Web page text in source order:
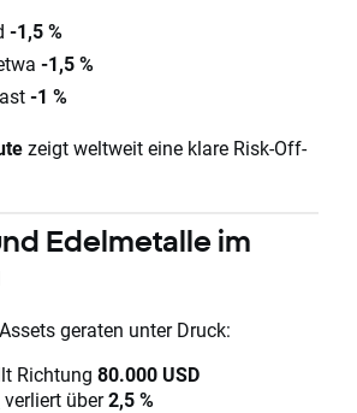
-1,5 %
-1,5 %
-1 %
zeigt weltweit eine klare Risk-Off-
Edelmetalle im
geraten unter Druck:
Richtung 80.000 USD
verliert über2,5 %